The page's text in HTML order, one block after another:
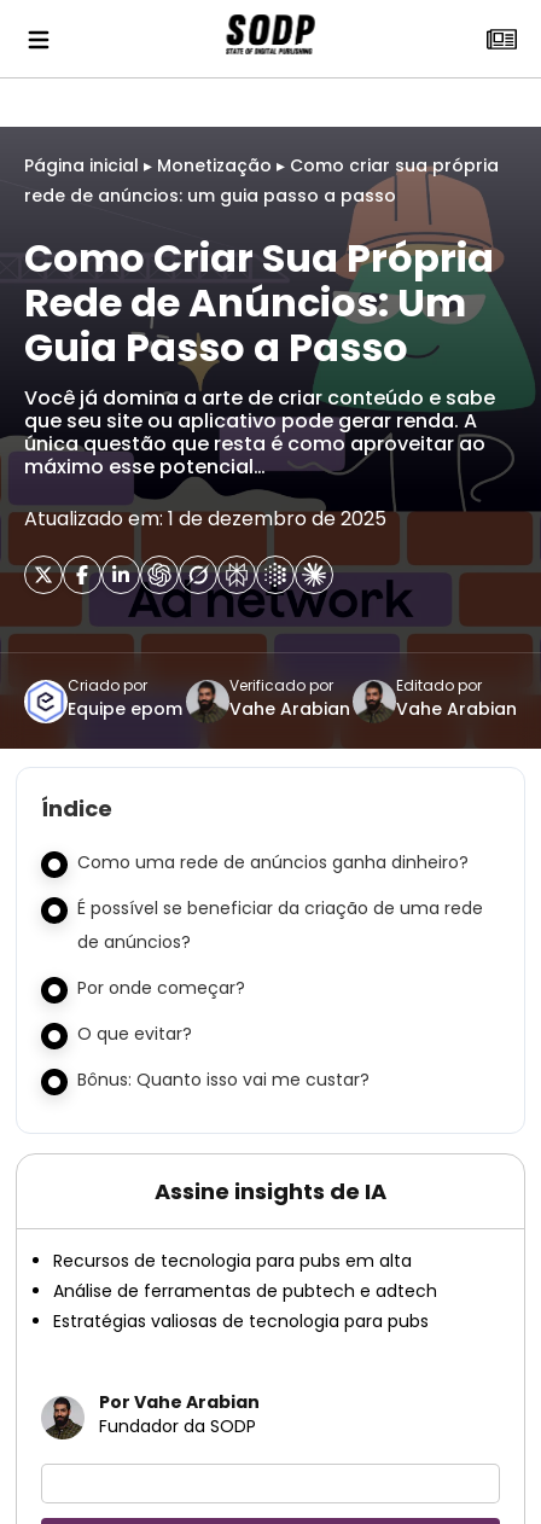
Página inicial ▸ Monetização ▸ Como criar sua própria
rede de anúncios: um guia passo a passo
Como Criar Sua Própria
Rede de Anúncios: Um
Guia Passo a Passo
Você já domina a arte de criar conteúdo e sabe
que seu site ou aplicativo pode gerar renda. A
única questão que resta é como aproveitar ao
máximo esse potencial…
Atualizado em: 1 de dezembro de 2025
Criado por
Equipe epom
Verificado por
Vahe Arabian
Editado por
Vahe Arabian
Índice
Como uma rede de anúncios ganha dinheiro?
É possível se beneficiar da criação de uma rede
de anúncios?
Por onde começar?
O que evitar?
Bônus: Quanto isso vai me custar?
Assine insights de IA
Recursos de tecnologia para pubs em alta
Análise de ferramentas de pubtech e adtech
Estratégias valiosas de tecnologia para pubs
Por Vahe Arabian
Fundador da SODP